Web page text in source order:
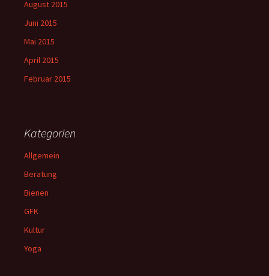
August 2015
Juni 2015
Mai 2015
April 2015
Februar 2015
Kategorien
Allgemein
Beratung
Bienen
GFK
Kultur
Yoga